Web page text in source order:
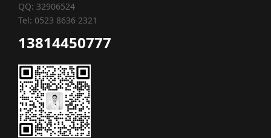
QQ: 32906524
Tel: 0523 8636 2321
13814450777